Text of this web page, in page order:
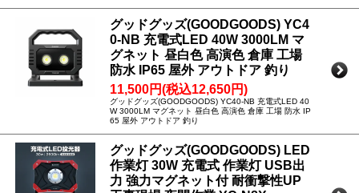
グッドグッズ(GOODGOODS) YC4
0-NB 充電式LED 40W 3000LM マ
グネット 昼白色 高演色 倉庫 工場
防水 IP65 屋外 アウトドア 釣り
11,500円(税込12,650円)
グッドグッズ(GOODGOODS) YC40-NB 充電式LED 40
W 3000LM マグネット 昼白色 高演色 倉庫 工場 防水 IP
65 屋外 アウトドア 釣り
グッドグッズ(GOODGOODS) LED
作業灯 30W 充電式 作業灯 USB出
力 強力マグネット付 耐衝撃性UP